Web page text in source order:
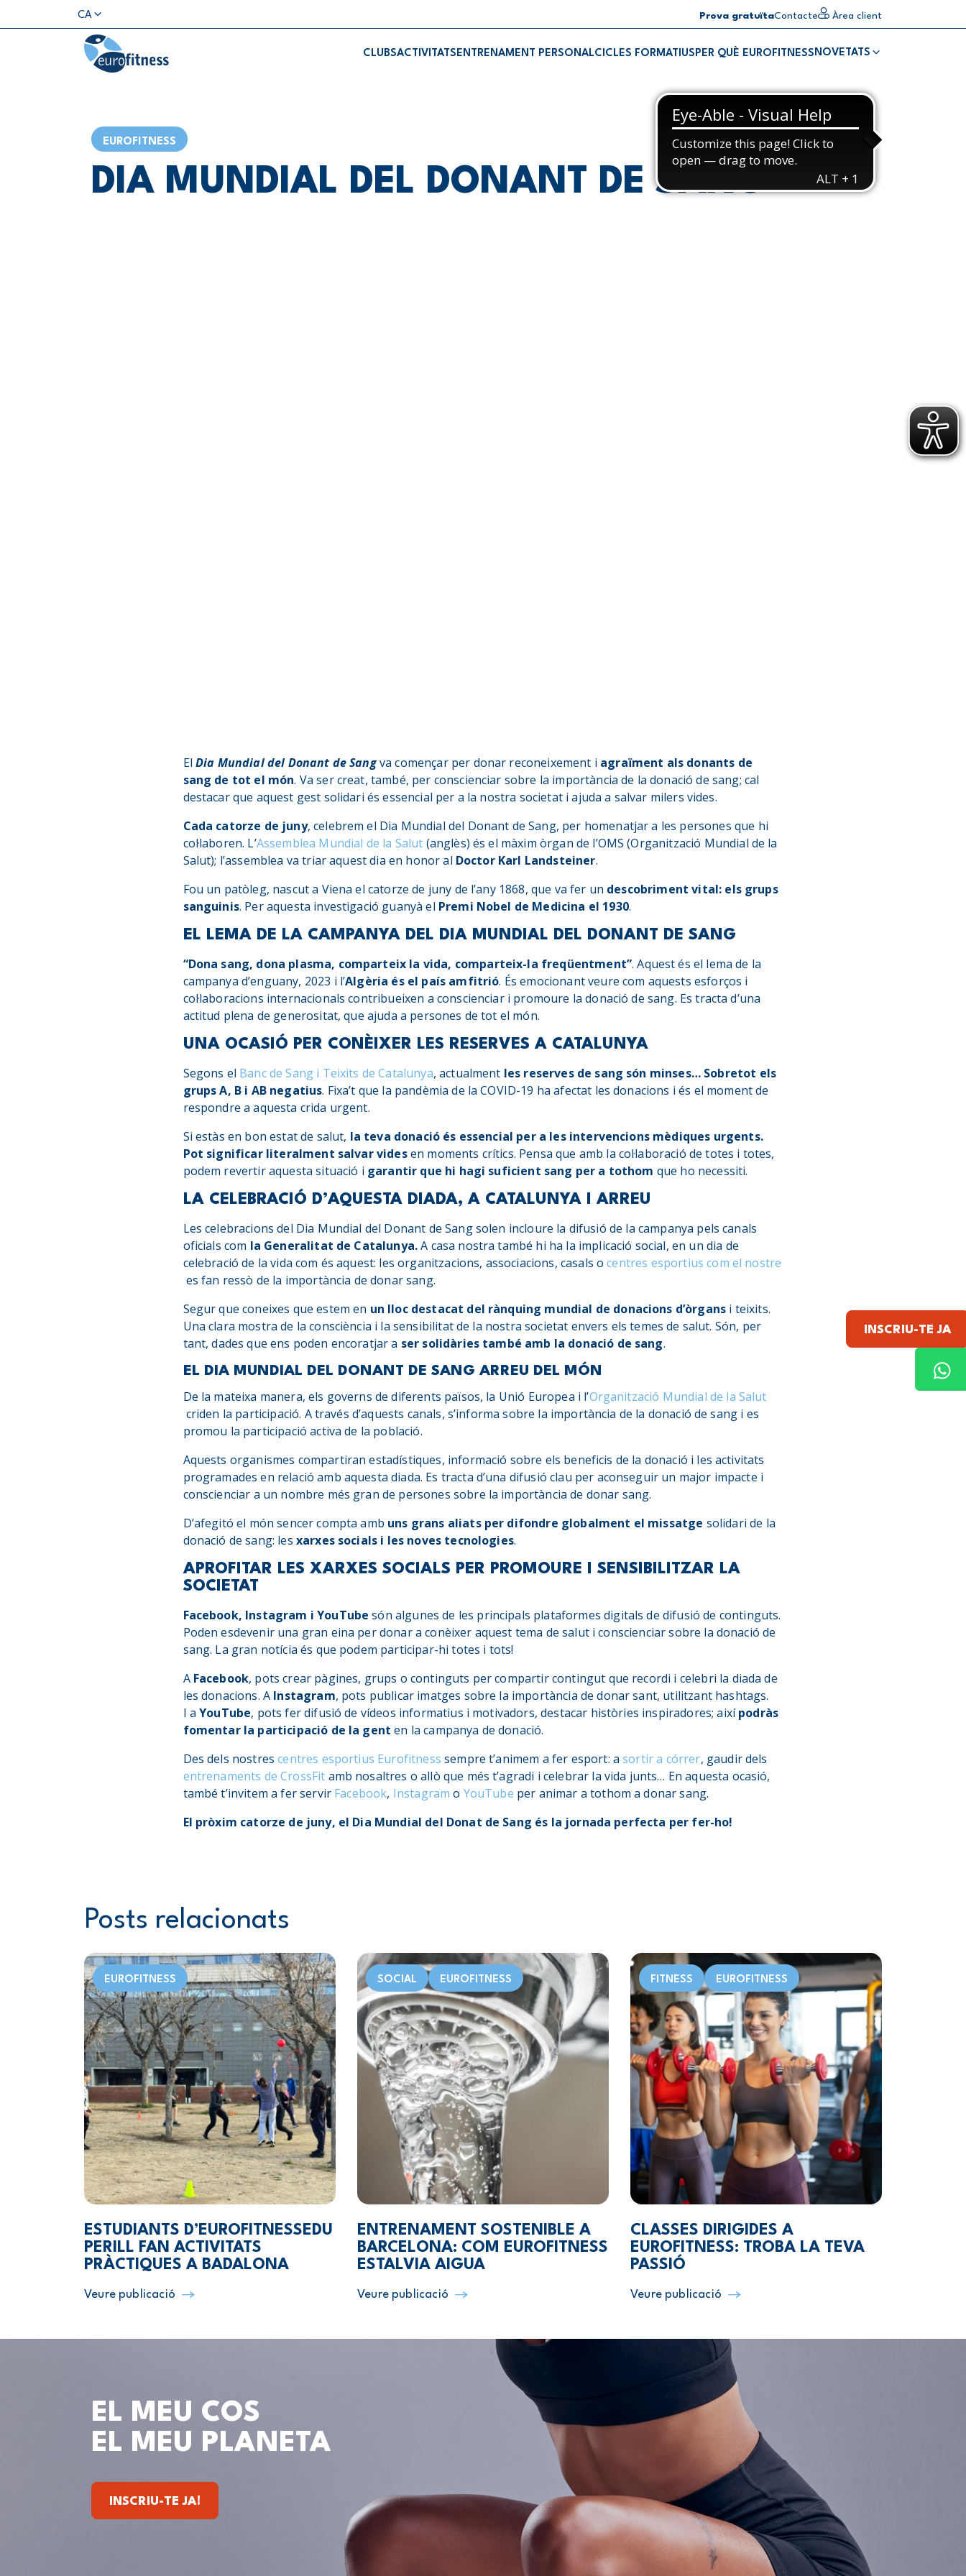
INSCRIU-TE JA
CA Prova gratuïtaContacte Àrea client
CLUBSACTIVITATS ENTRENAMENT PERSONALCICLES FORMATIUS PER QUÈ EUROFITNESS NOVETATS
EUROFITNESS
DIA MUNDIAL DEL DONANT DE SANG
El Dia Mundial del Donant de Sangva començar per donar reconeixement i agraïment als donants de
sang de tot el món. Va ser creat, també, per conscienciar sobre la importància de la donació de sang; cal
destacar que aquest gest solidari és essencial per a la nostra societat i ajuda a salvar milers vides.
Cada catorze de juny, celebrem el Dia Mundial del Donant de Sang, per homenatjar a les persones que hi
col·laboren. L’Assemblea Mundial de la Salut (anglès) és el màxim òrgan de l’OMS (Organització Mundial de la
Salut); l’assemblea va triar aquest dia en honor al Doctor Karl Landsteiner.
Fou un patòleg, nascut a Viena el catorze de juny de l’any 1868, que va fer un descobriment vital: els grups
sanguinis. Per aquesta investigació guanyà el Premi Nobel de Medicina el 1930.
EL LEMA DE LA CAMPANYA DEL DIA MUNDIAL DEL DONANT DE SANG
“Dona sang, dona plasma, comparteix la vida, comparteix-la freqüentment”. Aquest és el lema de la
campanya d’enguany, 2023 i l’Algèria és el país amfitrió. És emocionant veure com aquests esforços i
col·laboracions internacionals contribueixen a conscienciar i promoure la donació de sang. Es tracta d’una
actitud plena de generositat, que ajuda a persones de tot el món.
UNA OCASIÓ PER CONÈIXER LES RESERVES A CATALUNYA
Segons el Banc de Sang i Teixits de Catalunya, actualment les reserves de sang són minses… Sobretot els
grups A, B i AB negatius. Fixa’t que la pandèmia de la COVID-19 ha afectat les donacions i és el moment de
respondre a aquesta crida urgent.
Si estàs en bon estat de salut, la teva donació és essencial per a les intervencions mèdiques urgents.
Pot significar literalment salvar videsen moments crítics. Pensa que amb la col·laboració de totes i totes,
podem revertir aquesta situació i garantir que hi hagi suficient sang per a tothom que ho necessiti.
LA CELEBRACIÓ D’AQUESTA DIADA, A CATALUNYA I ARREU
Les celebracions del Dia Mundial del Donant de Sang solen incloure la difusió de la campanya pels canals
oficials com la Generalitat de Catalunya.A casa nostra també hi ha la implicació social, en un dia de
celebració de la vida com és aquest: les organitzacions, associacions, casals ocentres esportius com el nostre
es fan ressò de la importància de donar sang.
Segur que coneixes que estem en un lloc destacat del rànquing mundial de donacions d’òrgans i teixits.
Una clara mostra de la consciència i la sensibilitat de la nostra societat envers els temes de salut. Són, per
tant, dades que ens poden encoratjar a ser solidàries també amb la donació de sang.
EL DIA MUNDIAL DEL DONANT DE SANG ARREU DEL MÓN
De la mateixa manera, els governs de diferents països, la Unió Europea i l’Organització Mundial de la Salut
criden la participació. A través d’aquests canals, s’informa sobre la importància de la donació de sang i es
promou la participació activa de la població.
Aquests organismes compartiran estadístiques, informació sobre els beneficis de la donació i les activitats
programades en relació amb aquesta diada. Es tracta d’una difusió clau per aconseguir un major impacte i
conscienciar a un nombre més gran de persones sobre la importància de donar sang.
D’afegitó el món sencer compta amb uns grans aliats per difondre globalment el missatge solidari de la
donació de sang: les xarxes socials i les noves tecnologies.
APROFITAR LES XARXES SOCIALS PER PROMOURE I SENSIBILITZAR LA
SOCIETAT
Facebook, Instagram i YouTube són algunes de les principals plataformes digitals de difusió de continguts.
Poden esdevenir una gran eina per donar a conèixer aquest tema de salut i conscienciar sobre la donació de
sang. La gran notícia és que podem participar-hi totes i tots!
A Facebook, pots crear pàgines, grups o continguts per compartir contingut que recordi i celebri la diada de
les donacions. A Instagram, pots publicar imatges sobre la importància de donar sant, utilitzant hashtags.
I aYouTube, pots fer difusió de vídeos informatius i motivadors, destacar històries inspiradores; aixípodràs
fomentar la participació de la gent en la campanya de donació.
Des dels nostrescentres esportius Eurofitness sempre t’animem a fer esport: asortir a córrer, gaudir dels
entrenaments de CrossFit amb nosaltres o allò que més t’agradi i celebrar la vida junts… En aquesta ocasió,
també t’invitem a fer servir Facebook, Instagram o YouTube per animar a tothom a donar sang.
El pròxim catorze de juny, el Dia Mundial del Donat de Sang és la jornada perfecta per fer-ho!
Posts relacionats
EUROFITNESS
ESTUDIANTS D’EUROFITNESSEDU
PERILL FAN ACTIVITATS
PRÀCTIQUES A BADALONA
Veure publicació
SOCIAL EUROFITNESS
ENTRENAMENT SOSTENIBLE A
BARCELONA: COM EUROFITNESS
ESTALVIA AIGUA
Veure publicació
FITNESS EUROFITNESS
CLASSES DIRIGIDES A
EUROFITNESS: TROBA LA TEVA
PASSIÓ
Veure publicació
EL MEU COS
EL MEU PLANETA
INSCRIU-TE JA!